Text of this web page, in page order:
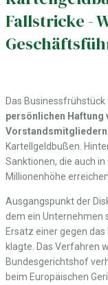
Fallstricke -
Das Businessfrühstück
persönlichen Haftung
Vorstandsmitgliedern
Kartellgeldbußen.
Sanktionen, die auch
Millionenhöhe
Ausgangspunkt der
dem ein Unternehmen
Ersatz einer gegen
klagte. Das Verfahren
Bundesgerichtshof
beim Europäischen